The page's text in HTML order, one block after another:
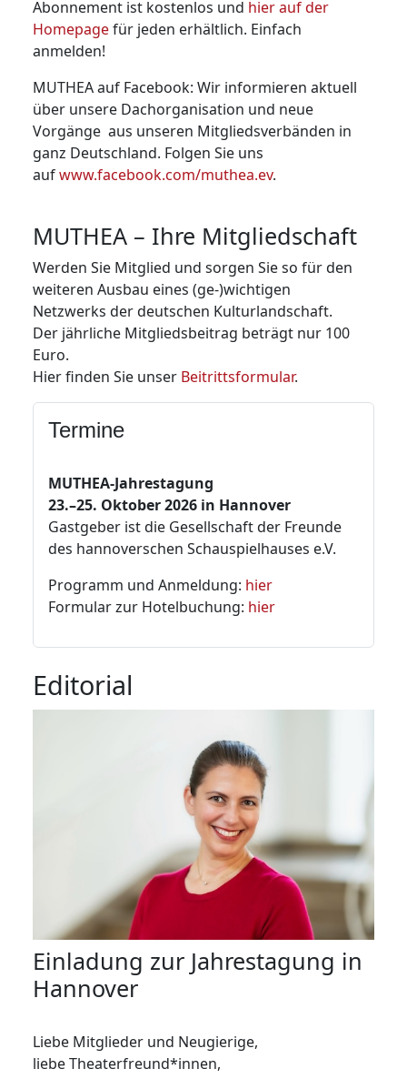
Abonnement ist kostenlos und hier auf der
Homepagefür jeden erhältlich. Einfach
anmelden!
MUTHEA auf Facebook: Wir informieren aktuell
über unsere Dachorganisation und neue
Vorgänge aus unseren Mitglieds­verbänden in
ganz Deutschland. Folgen Sie uns
aufwww.facebook.com/muthea.ev.
MUTHEA – Ihre Mitgliedschaft
Werden Sie Mitglied und sorgen Sie so für den
weiteren Ausbau eines (ge-)wichtigen
Netzwerks der deutschen Kulturland­schaft.
Der jährliche Mitgliedsbeitrag beträgt nur 100
Euro.
Hier finden Sie unser Beitrittsformular.
Termine
MUTHEA-Jahrestagung
23.–25. Oktober 2026 in Hannover
Gastgeber ist die Gesellschaft der Freunde
des hannoverschen Schauspielhauses e.V.
Programm und Anmeldung: hier
Formular zur Hotelbuchung: hier
Editorial
Einladung zur Jahrestagung in
Hannover
Liebe Mitglieder und Neugierige,
liebe Theaterfreund*innen,